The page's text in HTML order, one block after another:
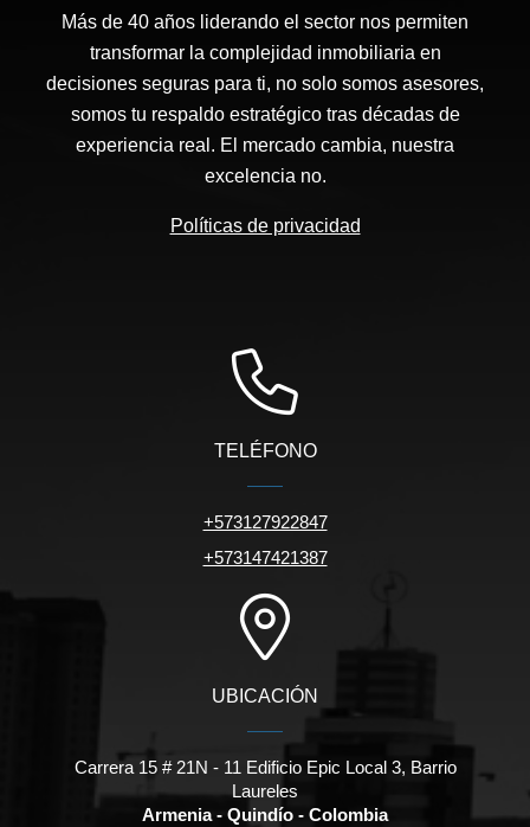
Más de 40 años liderando el sector nos permiten
transformar la complejidad inmobiliaria en
decisiones seguras para ti, no solo somos asesores,
somos tu respaldo estratégico tras décadas de
experiencia real. El mercado cambia, nuestra
excelencia no.
Políticas de privacidad
TELÉFONO
+573127922847
+573147421387
UBICACIÓN
Carrera 15 # 21N - 11 Edificio Epic Local 3, Barrio
Laureles
Armenia - Quindío - Colombia